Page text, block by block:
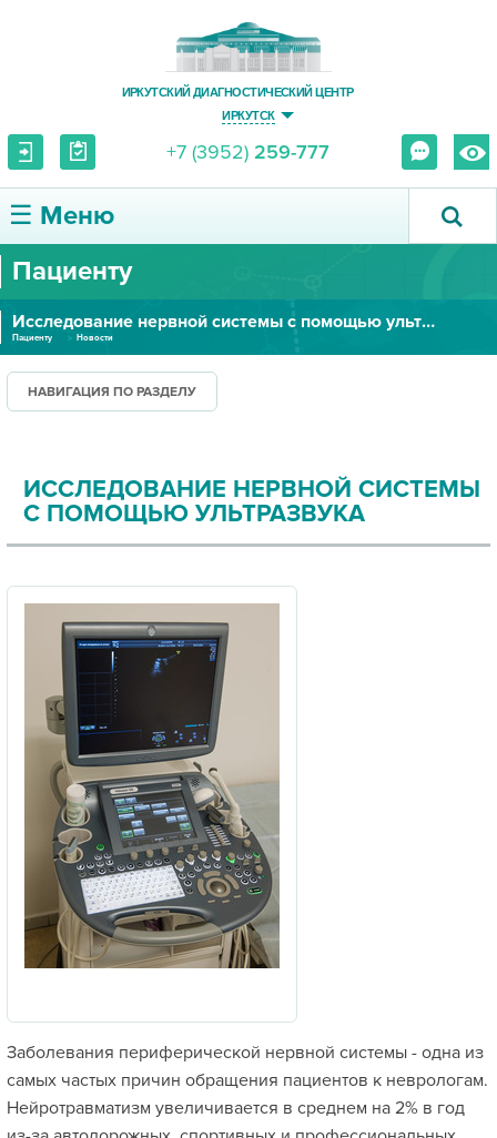
ИРКУТСКИЙ ДИАГНОСТИЧЕСКИЙ ЦЕНТР
ИРКУТСК
+7 (3952) 259-777
☰ Меню
О ЦЕНТРЕ
УСЛУГИ И ЦЕНЫ
ПАЦИЕНТУ
ПРАВОВАЯ ИНФОРМАЦИЯ
Пациенту
Исследование нервной системы с помощью ультразвука
Пациенту Новости
НАВИГАЦИЯ ПО РАЗДЕЛУ
ИССЛЕДОВАНИЕ НЕРВНОЙ СИСТЕМЫ
С ПОМОЩЬЮ УЛЬТРАЗВУКА
Заболевания периферической нервной системы - одна из
самых частых причин обращения пациентов к неврологам.
Нейротравматизм увеличивается в среднем на 2% в год